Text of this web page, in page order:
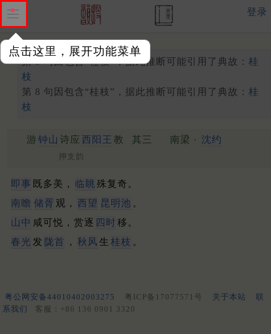
点击这里，展开功能菜单
登录
第 8 句因包含“桂枝”，据此推断可能引用了典故： 桂
枝
第 8 句因包含“桂枝”，据此推断可能引用了典故： 桂
枝
游 钟山 诗应 西阳王 教 其三 南梁 · 沈约
押支韵
即事 既多美， 临眺殊复奇。
南瞻 储胥 观， 西望 昆明池 。
山中 咸可悦，赏逐 四时 移。
春光 发 陇首 ， 秋风 生 桂枝 。
粤公网安备44010402003275 粤ICP备17077571号 关于本站
联
系我们
客服：+86 136 0901 3320